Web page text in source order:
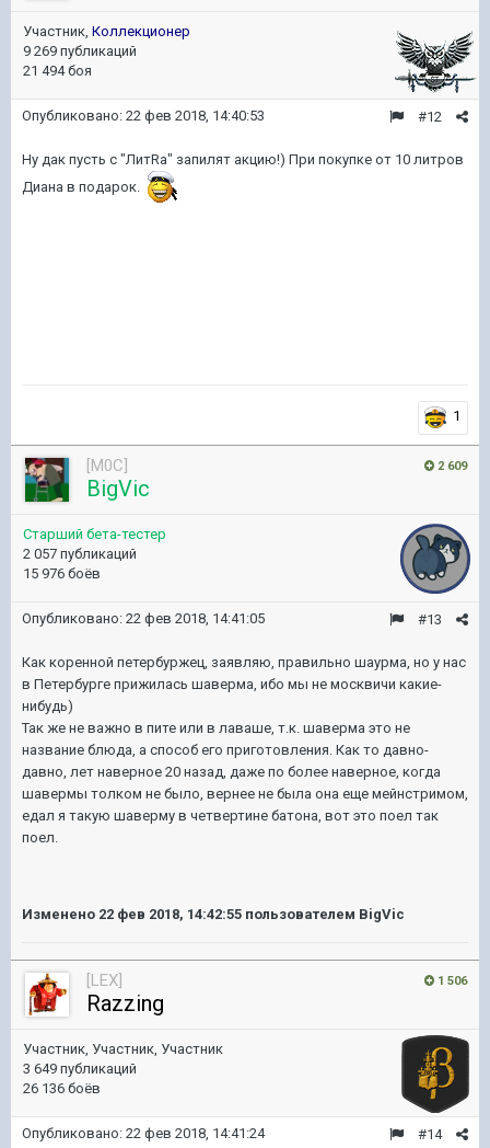
Участник, Коллекционер
9 269 публикаций
21 494 боя
#12
Опубликовано: 22 фев 2018, 14:40:53
Ну дак пусть с "ЛитRa" запилят акцию!) При покупке от 10 литров
Диана в подарок.
1
2 609
[M0C]
BigVic
Старший бета-тестер
2 057 публикаций
15 976 боёв
#13
Опубликовано: 22 фев 2018, 14:41:05
Как коренной петербуржец, заявляю, правильно шаурма, но у нас
в Петербурге прижилась шаверма, ибо мы не москвичи какие-
нибудь)
Так же не важно в пите или в лаваше, т.к. шаверма это не
название блюда, а способ его приготовления. Как то давно-
давно, лет наверное 20 назад, даже по более наверное, когда
шавермы толком не было, вернее не была она еще мейнстримом,
едал я такую шаверму в четвертине батона, вот это поел так
поел.
Изменено 22 фев 2018, 14:42:55 пользователем BigVic
1 506
[LEX]
Razzing
Участник, Участник, Участник
3 649 публикаций
26 136 боёв
#14
Опубликовано: 22 фев 2018, 14:41:24